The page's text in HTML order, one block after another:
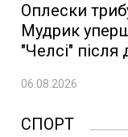
Оплески
Мудрик
"Челсі" після
06.08.2026
СПОРТ